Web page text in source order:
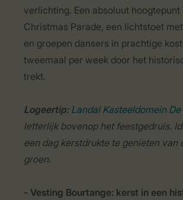
verlichting. Een absoluut hoogtepunt
Christmas Parade, een lichtstoet
en groepen dansers in prachtige
tweemaal per week door het
trekt.
Logeertip: Landal Kasteeldomein
letterlijk bovenop het feestgedruis.
een dag kerstdrukte te genieten van
groen.
- Vesting Bourtange: kerst in een